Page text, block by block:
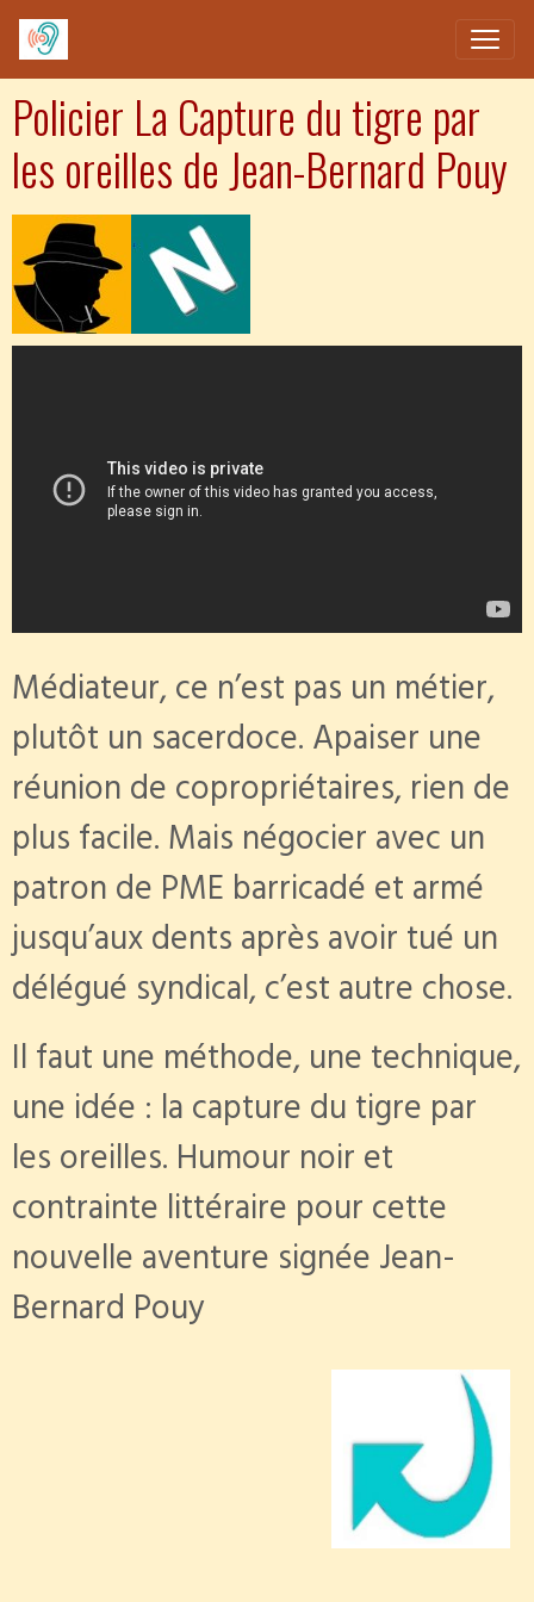
Policier La Capture du tigre par
les oreilles de Jean-Bernard Pouy
Médiateur, ce n’est pas un métier,
plutôt un sacerdoce. Apaiser une
réunion de copropriétaires, rien de
plus facile. Mais négocier avec un
patron de PME barricadé et armé
jusqu’aux dents après avoir tué un
délégué syndical, c’est autre chose.
Il faut une méthode, une technique,
une idée : la capture du tigre par
les oreilles. Humour noir et
contrainte littéraire pour cette
nouvelle aventure signée Jean-
Bernard Pouy